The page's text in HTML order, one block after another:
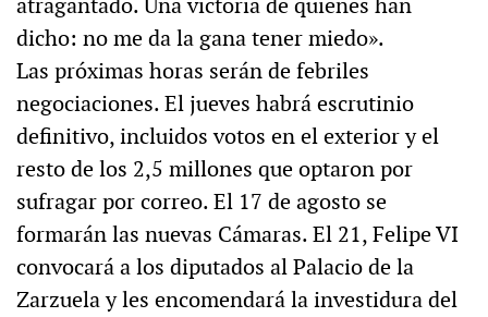
atragantado. Una victoria de quienes han
dicho: no me da la gana tener miedo».
Las próximas horas serán de febriles
negociaciones. El jueves habrá escrutinio
definitivo, incluidos votos en el exterior y el
resto de los 2,5 millones que optaron por
sufragar por correo. El 17 de agosto se
formarán las nuevas Cámaras. El 21, Felipe VI
convocará a los diputados al Palacio de la
Zarzuela y les encomendará la investidura del